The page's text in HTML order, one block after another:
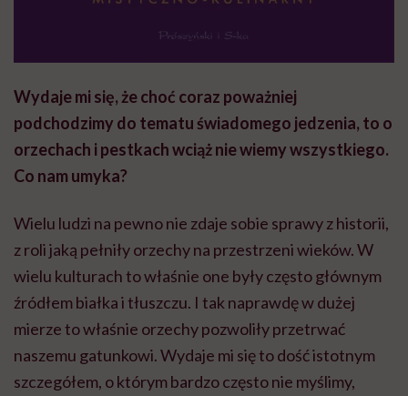
Wydaje mi się, że choć coraz poważniej
podchodzimy do tematu świadomego jedzenia, to o
orzechach i pestkach wciąż nie wiemy wszystkiego.
Co nam umyka?
Wielu ludzi na pewno nie zdaje sobie sprawy z historii,
z roli jaką pełniły orzechy na przestrzeni wieków. W
wielu kulturach to właśnie one były często głównym
źródłem białka i tłuszczu. I tak naprawdę w dużej
mierze to właśnie orzechy pozwoliły przetrwać
naszemu gatunkowi. Wydaje mi się to dość istotnym
szczegółem, o którym bardzo często nie myślimy,